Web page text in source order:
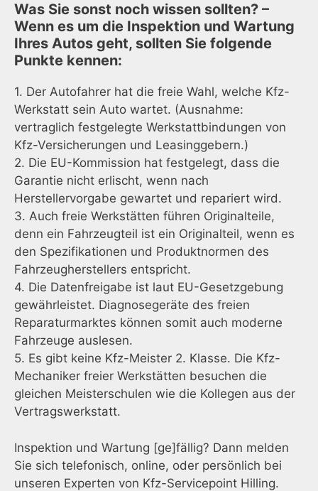
Was Sie sonst noch wissen sollten? –
Wenn es um die Inspektion und Wartung
Ihres Autos geht, sollten Sie folgende
Punkte kennen:
1. Der Autofahrer hat die freie Wahl, welche Kfz-
Werkstatt sein Auto wartet. (Ausnahme:
vertraglich festgelegte Werkstattbindungen von
Kfz-Versicherungen und Leasinggebern.)
2. Die EU-Kommission hat festgelegt, dass die
Garantie nicht erlischt, wenn nach
Herstellervorgabe gewartet und repariert wird.
3. Auch freie Werkstätten führen Originalteile,
denn ein Fahrzeugteil ist ein Originalteil, wenn es
den Spezifikationen und Produktnormen des
Fahrzeugherstellers entspricht.
4. Die Datenfreigabe ist laut EU-Gesetzgebung
gewährleistet. Diagnosegeräte des freien
Reparaturmarktes können somit auch moderne
Fahrzeuge auslesen.
5. Es gibt keine Kfz-Meister 2. Klasse. Die Kfz-
Mechaniker freier Werkstätten besuchen die
gleichen Meisterschulen wie die Kollegen aus der
Vertragswerkstatt.
Inspektion und Wartung [ge]fällig? Dann melden
Sie sich telefonisch, online, oder persönlich bei
unseren Experten von Kfz-Servicepoint Hilling.